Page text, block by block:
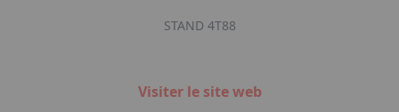
STAND 4T88
Visiter le site web